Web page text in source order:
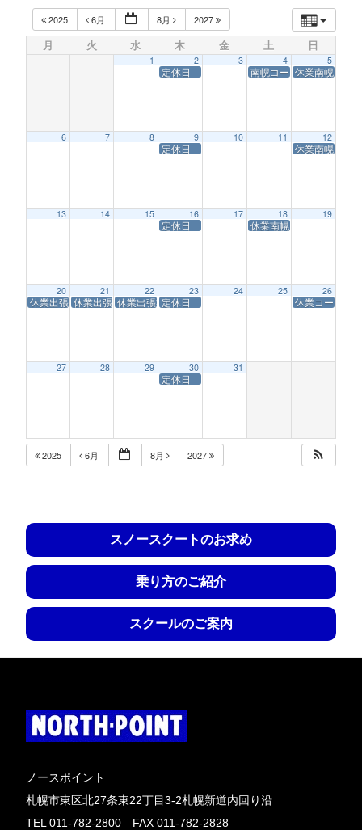
2025 6月 8月 2027
月 火 水 木 金 土 日
1 2
定休日
3 4
南幌コースサービス休業
5
休業南幌コー
6 7 8 9
定休日
10 11 12
休業南幌コー
13 14 15 16
定休日
17 18
休業南幌コースサービス
19
20
休業出張業務
21
休業出張業務
22
休業出張業務
23
定休日
24 25 26
休業コースサ
27 28 29 30
定休日
31
2025 6月 8月 2027
スノースクートのお求め
乗り方のご紹介
スクールのご案内
ノースポイント
札幌市東区北27条東22丁目3-2札幌新道内回り沿
TEL 011-782-2800 FAX 011-782-2828